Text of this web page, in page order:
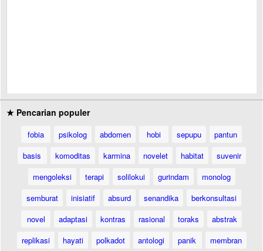
★ Pencarian populer
fobia psikolog abdomen hobi sepupu
pantun
basis
komoditas karmina novelet habitat
suvenir
mengoleksi
terapi solilokui gurindam
monolog
semburat
inisiatif absurd senandika
berkonsultasi
novel
adaptasi kontras rasional toraks
abstrak
replikasi
hayati polkadot antologi panik
membran